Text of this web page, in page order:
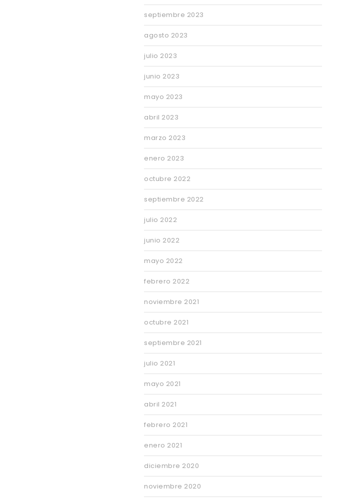
septiembre 2023
agosto 2023
julio 2023
junio 2023
mayo 2023
abril 2023
marzo 2023
enero 2023
octubre 2022
septiembre 2022
julio 2022
junio 2022
mayo 2022
febrero 2022
noviembre 2021
octubre 2021
septiembre 2021
julio 2021
mayo 2021
abril 2021
febrero 2021
enero 2021
diciembre 2020
noviembre 2020